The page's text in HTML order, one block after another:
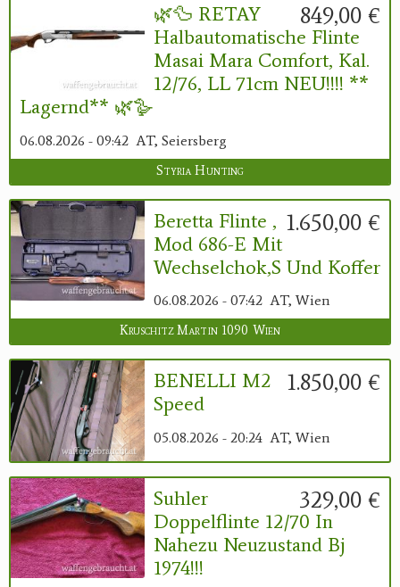
849,00 €
🌿🦆 RETAY
Halbautomatische Flinte
Masai Mara Comfort, Kal.
12/76, LL 71cm NEU!!!! **
Lagernd** 🌿🪿
06.08.2026 - 09:42 AT, Seiersberg
Styria Hunting
1.650,00 €
Beretta Flinte ,
Mod 686-E Mit
Wechselchok,s Und Koffer
06.08.2026 - 07:42 AT, Wien
Kruschitz Martin 1090 Wien
1.850,00 €
BENELLI M2
Speed
05.08.2026 - 20:24 AT, Wien
329,00 €
Suhler
Doppelflinte 12/70 In
Nahezu Neuzustand Bj
1974!!!